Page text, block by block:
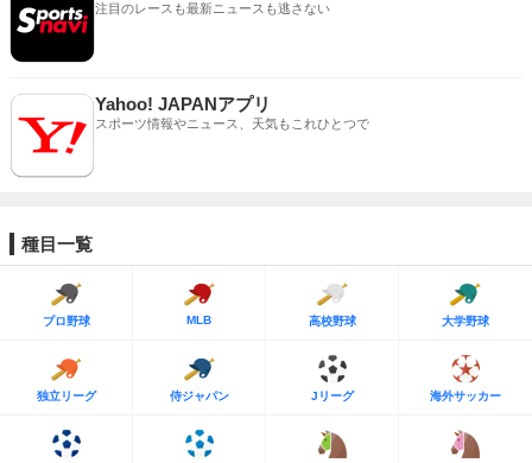
注目のレースも最新ニュースも逃さない
Yahoo! JAPANアプリ
スポーツ情報やニュース、天気もこれひとつで
種目一覧
プロ野球 MLB 高校野球 大学野球
独立リーグ 侍ジャパン Jリーグ 海外サッカー